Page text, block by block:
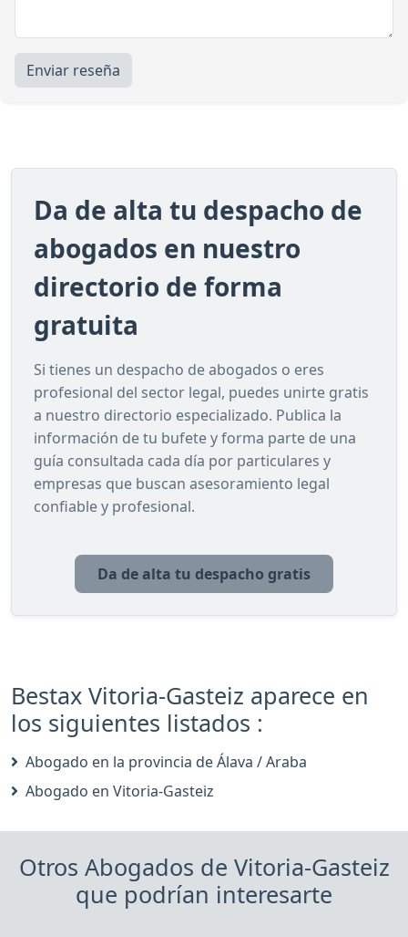
Enviar reseña
Da de alta tu despacho de
abogados en nuestro
directorio de forma
gratuita
Si tienes un despacho de abogados o eres
profesional del sector legal, puedes unirte gratis
a nuestro directorio especializado. Publica la
información de tu bufete y forma parte de una
guía consultada cada día por particulares y
empresas que buscan asesoramiento legal
confiable y profesional.
Da de alta tu despacho gratis
Bestax Vitoria-Gasteiz aparece en
los siguientes listados :
Abogado en la provincia de Álava / Araba
Abogado en Vitoria-Gasteiz
Otros Abogados de Vitoria-Gasteiz
que podrían interesarte